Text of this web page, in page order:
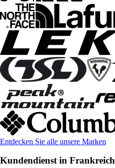
Entdecken Sie alle unsere Marken
Kundendienst in Frankreich